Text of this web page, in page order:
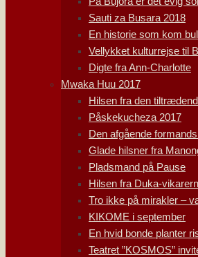
Sauti za Busara 2018
En historie som kom
Vellykket kulturrejse til
Digte fra Ann-Charlotte
Mwaka Huu 2017
Hilsen fra den
Påskekucheza 2017
Den afgående
Glade hilsner fra
Pladsmand på Pause
Hilsen fra Duka-
Tro ikke på mirakler –
KIKOME i september
En hvid bonde planter
Teatret ”KOSMOS”